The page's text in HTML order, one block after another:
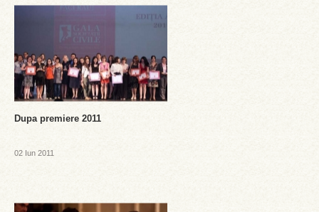
Dupa premiere 2011
02 Iun 2011